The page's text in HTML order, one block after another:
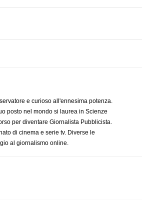
e curioso all'ennesima potenza.
posto nel mondo si laurea in Scienze
per diventare Giornalista Pubblicista.
di cinema e serie tv. Diverse le
al giornalismo online.